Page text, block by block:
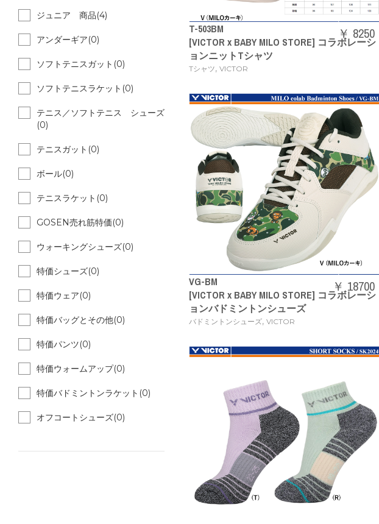
T-503BM
[VICTOR x BABY MILO STORE] コラボレーシ
ョンニットTシャツ
Tシャツ, VICTOR
￥ 8250
VG-BM
[VICTOR x BABY MILO STORE] コラボレーシ
ョンバドミントンシューズ
バドミントンシューズ, VICTOR
￥ 18700
ジュニア 商品(4)
アンダーギア(0)
ソフトテニスガット(0)
ソフトテニスラケット(0)
テニス／ソフトテニス シューズ
(0)
テニスガット(0)
ボール(0)
テニスラケット(0)
GOSEN売れ筋特価(0)
ウォーキングシューズ(0)
特価シューズ(0)
特価ウェア(0)
特価バッグとその他(0)
特価パンツ(0)
特価ウォームアップ(0)
特価バドミントンラケット(0)
オフコートシューズ(0)